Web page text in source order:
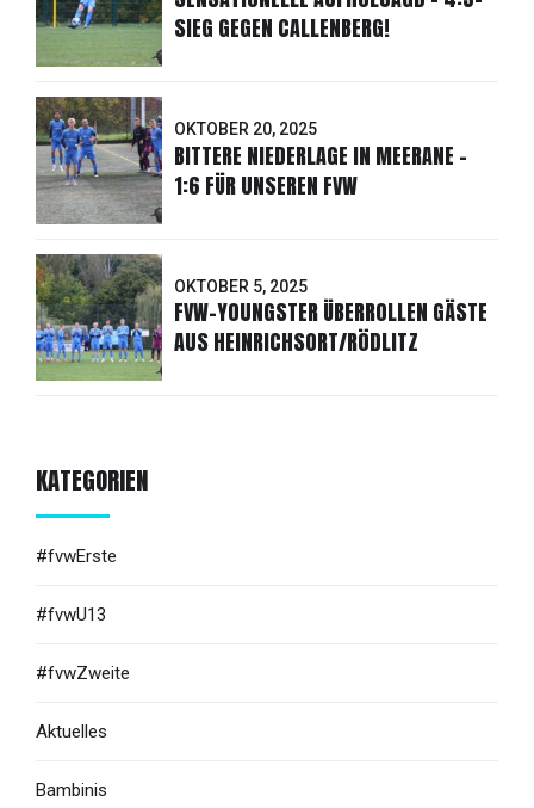
SIEG GEGEN CALLENBERG!
OKTOBER 20, 2025
BITTERE NIEDERLAGE IN MEERANE -
1:6 FÜR UNSEREN FVW
OKTOBER 5, 2025
FVW-YOUNGSTER ÜBERROLLEN GÄSTE
AUS HEINRICHSORT/RÖDLITZ
KATEGORIEN
#fvwErste
#fvwU13
#fvwZweite
Aktuelles
Bambinis